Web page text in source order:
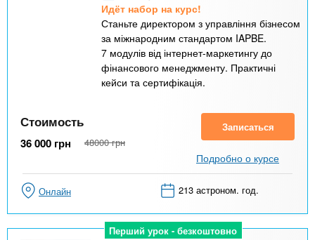
Идёт набор на курс!
Станьте директором з управління бізнесом
за міжнародним стандартом IAPBE.
7 модулів від інтернет-маркетингу до
фінансового менеджменту. Практичні
кейси та сертифікація.
Стоимость
36 000 грн 48000 грн
Записаться
Подробно о курсе
Онлайн 213 астроном. год.
Перший урок - безкоштовно
Перший урок - безкоштовно